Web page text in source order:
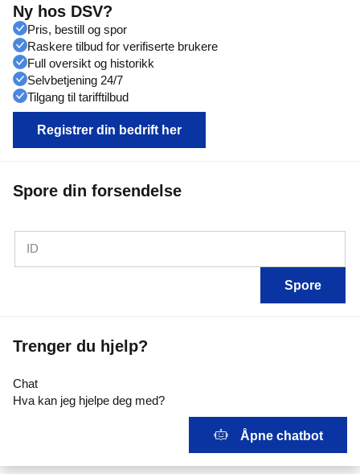
Ny hos DSV?
Pris, bestill og spor
Raskere tilbud for verifiserte brukere
Full oversikt og historikk
Selvbetjening 24/7
Tilgang til tarifftilbud
Registrer din bedrift her
Spore din forsendelse
ID
Spore
Trenger du hjelp?
Chat
Hva kan jeg hjelpe deg med?
Åpne chatbot